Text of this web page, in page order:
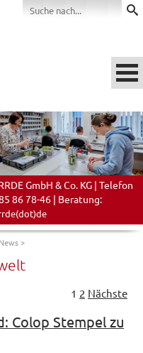
GmbH & Co. KG | Telefon
86 78-46 | Beratung:
>
1 2 Nächste
Colop Stempel zu